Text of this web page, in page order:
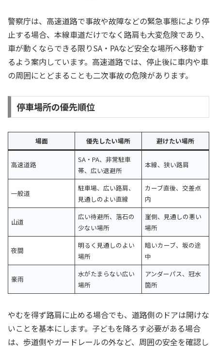
警察庁は、高速道路で事故や故障などの緊急事態により停
止する場合、本線車道だけでなく路肩も大変危険であり、
車が動くならできる限りSA・PAなど安全な場所へ移動す
るよう案内しています。高速道路では、停止後に車内や車
の周囲にとどまることも二次事故の危険があります。
停車場所の優先順位
場面 優先したい場所 避けたい場所
高速道路
SA・PA、非常駐車
帯、広い退避所
本線、狭い路肩
一般道
駐車場、広い路肩、
見通しのよい直線
カーブ直後、交差点
内
山道
広い待避所、落石の
少ない場所
崖側、見通しの悪い
場所
夜間
明るく見通しのよい
場所
暗いカーブ、坂の途
中
豪雨
水がたまらない広い
場所
アンダーパス、冠水
箇所
やむを得ず路肩に止める場合でも、道路側のドアは開けな
いことを基本にします。子どもを降ろす必要がある場合
は、歩道側やガードレールの外など、周囲の安全を確認し